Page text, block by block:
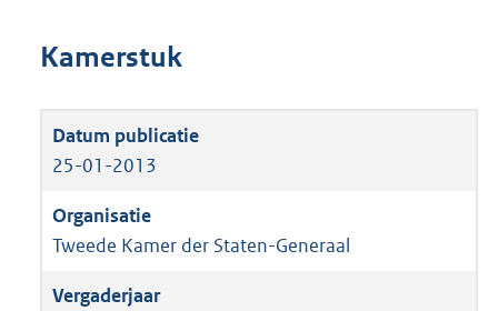
Kamerstuk
25-01-2013
Tweede Kamer der Staten-Generaal